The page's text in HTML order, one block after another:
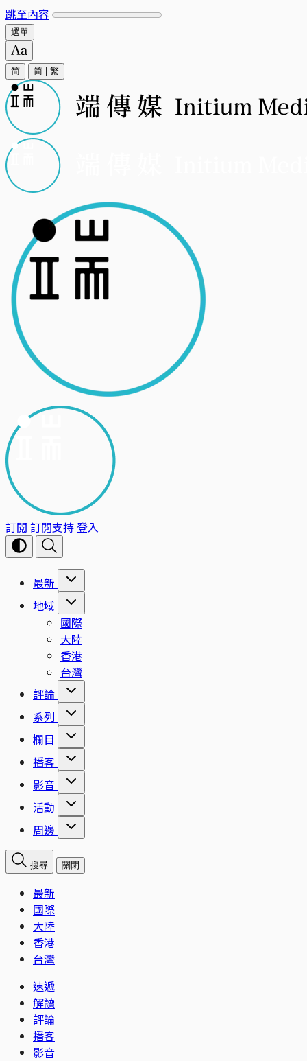
跳至內容
選單
简 简 繁
訂閱 訂閱支持登入
最新
地域
國際
大陸
香港
台灣
評論
系列
欄目
播客
影音
活動
周邊
搜尋 關閉
最新
國際
大陸
香港
台灣
速遞
解讀
評論
播客
影音